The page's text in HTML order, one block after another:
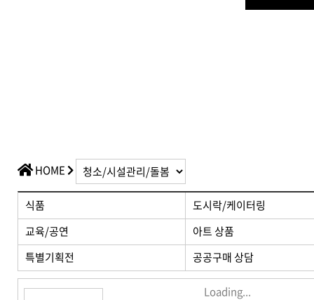
사회적경제기업이란?
가치플러스
HOME
식품
도시락/케이터링
교육/공연
아트 상품
특별기획전
공공구매 상담
Loading...